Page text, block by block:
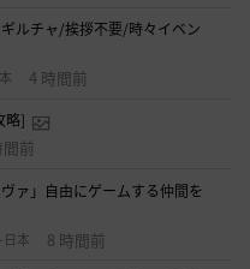
ギルチャ/挨拶不要/時々イベン
4 時間前
略]
間前
ヴァ」自由にゲームする仲間を
本 8 時間前